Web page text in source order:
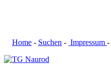
Home - Suchen - Impressum -